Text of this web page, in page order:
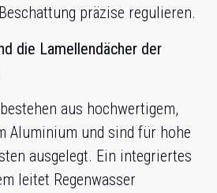
präzise regulieren.
die Lamellendächer der
aus hochwertigem,
Aluminium und sind für hohe
ausgelegt. Ein integriertes
leitet Regenwasser